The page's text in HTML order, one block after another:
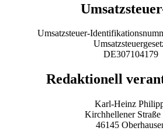
Umsatzsteuer-
DE307104179
Redaktionell
Karl-Heinz
Kirchhellener Straße
46145